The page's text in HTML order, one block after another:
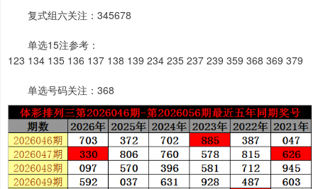
复式组六关注：345678
单选15注参考：
123 134 135 136 137 138 139 234 235 237 239 359 368 369 379
单选号码关注：368